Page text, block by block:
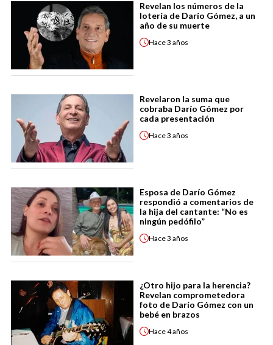
Revelan los números de la
lotería de Darío Gómez, a un
año de su muerte
Hace3 años
Revelaron la suma que
cobraba Darío Gómez por
cada presentación
Hace3 años
Esposa de Darío Gómez
respondió a comentarios de
la hija del cantante: “No es
ningún pedófilo”
Hace3 años
¿Otro hijo para la herencia?
Revelan comprometedora
foto de Darío Gómez con un
bebé en brazos
Hace4 años